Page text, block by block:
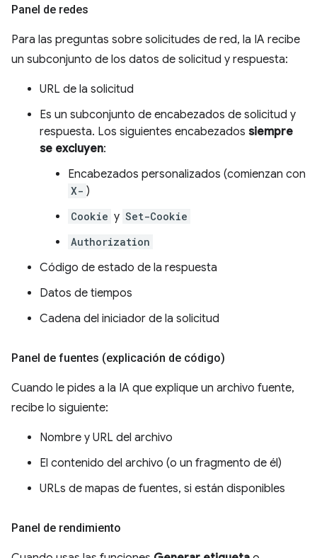
Panel de redes
Para las preguntas sobre solicitudes de red, la IA recibe
un subconjunto de los datos de solicitud y respuesta:
URL de la solicitud
Es un subconjunto de encabezados de solicitud y
respuesta. Los siguientes encabezados siempre
se excluyen:
Encabezados personalizados (comienzan con
X- )
Cookie y Set-Cookie
Authorization
Código de estado de la respuesta
Datos de tiempos
Cadena del iniciador de la solicitud
Panel de fuentes (explicación de código)
Cuando le pides a la IA que explique un archivo fuente,
recibe lo siguiente:
Nombre y URL del archivo
El contenido del archivo (o un fragmento de él)
URLs de mapas de fuentes, si están disponibles
Panel de rendimiento